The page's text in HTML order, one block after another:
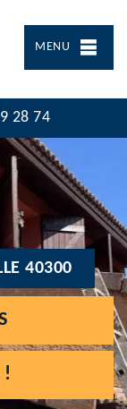
MENU
28 74
40300
!